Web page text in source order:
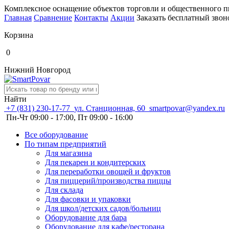
Комплексное оснащение объектов торговли и общественного
Главная Сравнение Контакты Акции Заказать бесплатный
Корзина
0
Нижний Новгород
Найти
+7 (831) 230-17-77 ул. Станционная, 60 smartpovar@yandex.ru
Пн-Чт 09:00 - 17:00, Пт 09:00 - 16:00
Все оборудование
По типам предприятий
Для магазина
Для пекарен и кондитерских
Для переработки овощей и фруктов
Для пиццерий/производства пиццы
Для склада
Для фасовки и упаковки
Для школ/детских садов/больниц
Оборудование для бара
Оборудование для кафе/ресторана